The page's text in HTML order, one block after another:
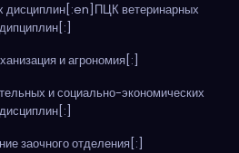
ветеринарных
дипциплин[:]
и агрономия[:]
и социально-экономических
дисциплин[:]
заочного отделения[:]